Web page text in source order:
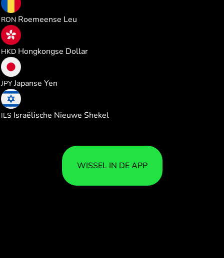
RON Roemeense Leu
HKD Hongkongse Dollar
JPY Japanse Yen
ILS Israëlische Nieuwe Shekel
WISSEL IN DE APP